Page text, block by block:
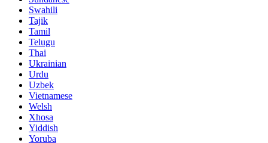
Swahili
Tajik
Tamil
Telugu
Thai
Ukrainian
Urdu
Uzbek
Vietnamese
Welsh
Xhosa
Yiddish
Yoruba